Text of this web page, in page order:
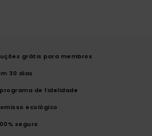
grátis para membros
30 dias
de fidelidade
ecológico
seguro